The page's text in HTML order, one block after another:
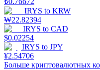
IRYS to KRW
₩22.82394
IRYS to CAD
$0.02254
IRYS to JPY
¥2.54706
Больше криптовалютных